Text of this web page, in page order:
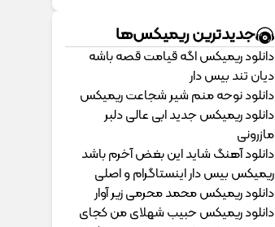
جدیدترین ریمیکس‌ها
دانلود ریمیکس اگه قیامت قصه باشه
دیان تند بیس دار
دانلود نوحه منم شیر شجاعت ریمیکس
دانلود ریمیکس جدید ابی عالی دلبر
مازرونی
دانلود آهنگ شاید این بغض آخرم باشد
ریمیکس بیس دار اینستاگرام و اصلی
دانلود ریمیکس محمد محرمی زیر آوار
دانلود ریمیکس حبیب شهلای من کجای